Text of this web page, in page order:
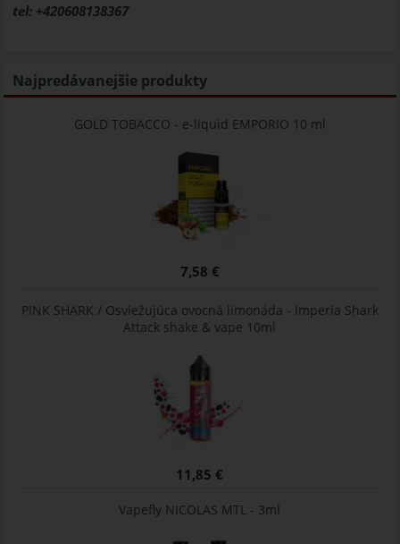
tel: +420608138367
Najpredávanejšie produkty
GOLD TOBACCO - e-liquid EMPORIO 10 ml
7,58 €
PINK SHARK / Osviežujúca ovocná limonáda - Imperia Shark
Attack shake & vape 10ml
11,85 €
Vapefly NICOLAS MTL - 3ml